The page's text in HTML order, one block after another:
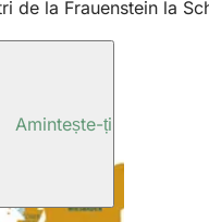
de la Frauenstein la
Amintește-ți